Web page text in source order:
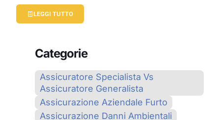
LEGGI TUTTO
Categorie
Assicuratore Specialista Vs
Assicuratore Generalista
Assicurazione Aziendale Furto
Assicurazione Danni Ambientali